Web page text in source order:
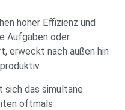
hoher Effizienz und
Aufgaben oder
erweckt nach außen hin
das simultane
oftmals